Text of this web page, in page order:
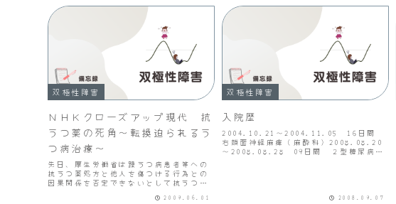
双極性障害
ＮＨＫクローズアップ現代 抗
うつ薬の死角～転換迫られるう
つ病治療～
先日、厚生労働省は躁うつ病患者等への
抗うつ薬処方と他人を傷つける行為との
因果関係を否定できないとして抗うつ薬
ったところですが、関連する番組が本日
2009.06.01
双極性障害
入院歴
2004.10.21～2004.11.05 16日間
右顔面神経麻痺（麻酔科）2008.08.20
～2008.08.28 09日間 ２型糖尿病
2008.09.07